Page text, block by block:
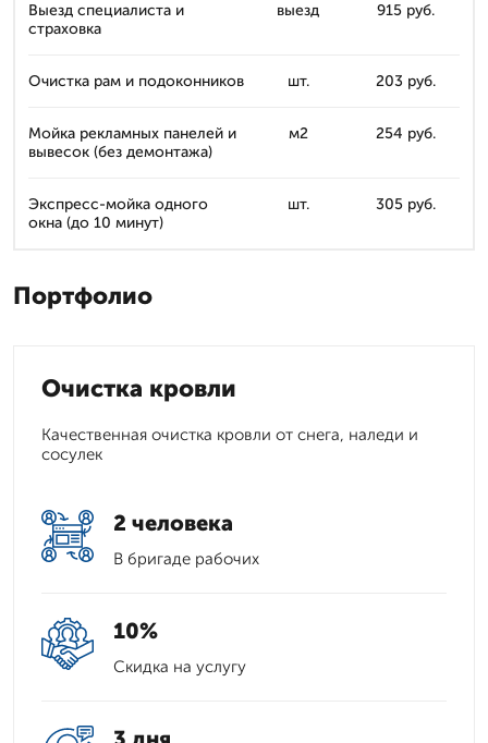
Выезд специалиста и
страховка
выезд 915 руб.
Очистка рам и подоконников шт. 203 руб.
Мойка рекламных панелей и
вывесок (без демонтажа)
м2 254 руб.
Экспресс-мойка одного
окна (до 10 минут)
шт. 305 руб.
Портфолио
Очистка кровли
Качественная очистка кровли от снега, наледи и
сосулек
2 человека
В бригаде рабочих
10%
Скидка на услугу